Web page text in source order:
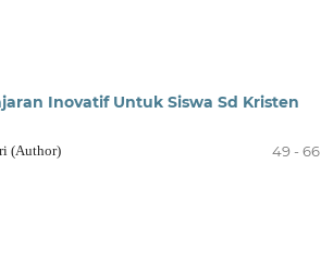
Inovatif Untuk Siswa Sd Kristen
(Author) 49 - 66